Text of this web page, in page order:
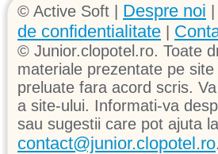
© Active Soft | Despre noi
de confidentialitate
© Junior.clopotel.ro. Toate
materiale prezentate pe
preluate fara acord scris.
a site-ului. Informati-va
sau sugestii care pot ajuta
contact@junior.clopotel.ro.